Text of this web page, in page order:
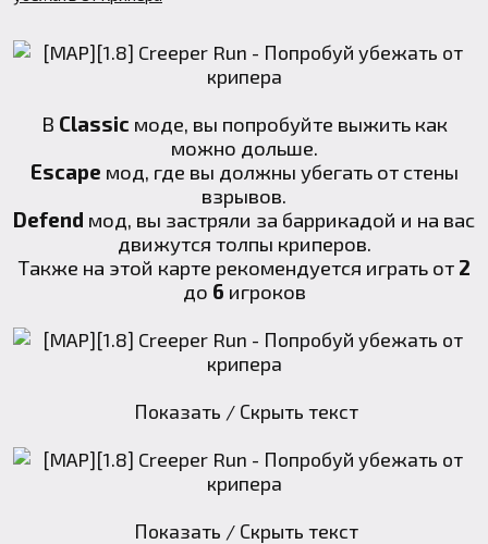
В Classic моде, вы попробуйте выжить как
можно дольше.
Escape мод, где вы должны убегать от стены
взрывов.
Defend мод, вы застряли за баррикадой и на вас
движутся толпы криперов.
Также на этой карте рекомендуется играть от 2
до 6 игроков
Показать / Скрыть текст
Показать / Скрыть текст